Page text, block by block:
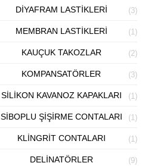
DIYAFRAM LASTIKLERI (3)
MEMBRAN LASTIKLERI (1)
KAUÇUK TAKOZLAR (2)
KOMPANSATÖRLER (3)
SILIKON KAVANOZ KAPAKLARI (1)
SIBOPLU ŞIŞIRME CONTALARI (1)
KLINGRIT CONTALARI (1)
DELINATÖRLER (9)